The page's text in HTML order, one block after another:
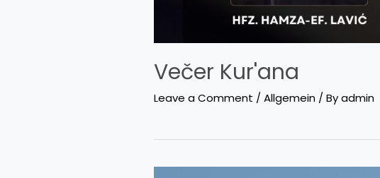
Večer Kur'ana
Leave a Comment / Allgemein / Byadmin